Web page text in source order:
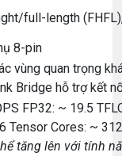
full-length
8-pin
vùng quan trọng
Bridge hỗ trợ kết
FP32: ~ 19.5
Tensor Cores: ~
tăng lên với tính